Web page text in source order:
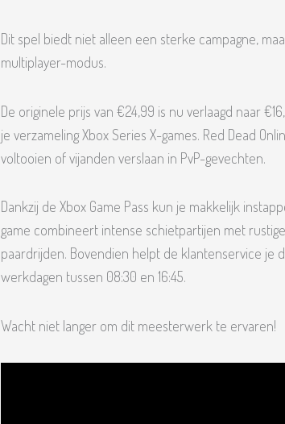
Dit spel biedt niet alleen een sterke campagne,
multiplayer-modus.
De originele prijs van €24,99 is nu verlaagd naar
je verzameling Xbox Series X-games. Red Dead
voltooien of vijanden verslaan in PvP-gevechten.
Dankzij de Xbox Game Pass kun je makkelijk
game combineert intense schietpartijen met
paardrijden. Bovendien helpt de klantenservice je
werkdagen tussen 08:30 en 16:45.
Wacht niet langer om dit meesterwerk te ervaren!